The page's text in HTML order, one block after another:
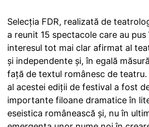
Selecția FDR, realizată de
a reunit 15 spectacole care au pus
interesul tot mai clar afirmat al
și independente și, în egală
față de textul românesc de
al acestei ediții de festival a fost
importante filoane dramatice în
eseistica românească și, nu în